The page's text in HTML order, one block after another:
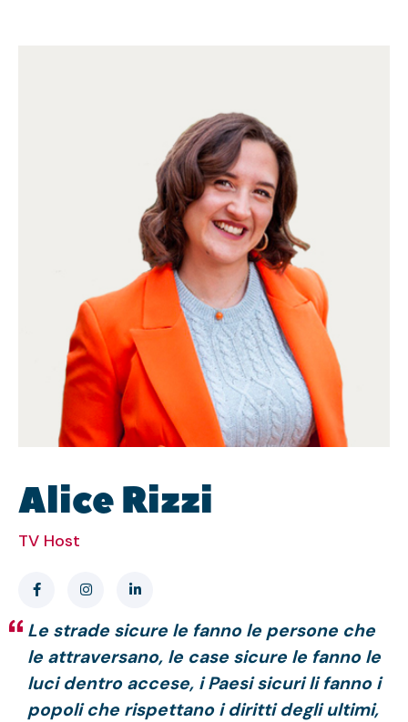
Alice Rizzi
TV Host
Le strade sicure le fanno le persone che
le attraversano, le case sicure le fanno le
luci dentro accese, i Paesi sicuri li fanno i
popoli che rispettano i diritti degli ultimi,